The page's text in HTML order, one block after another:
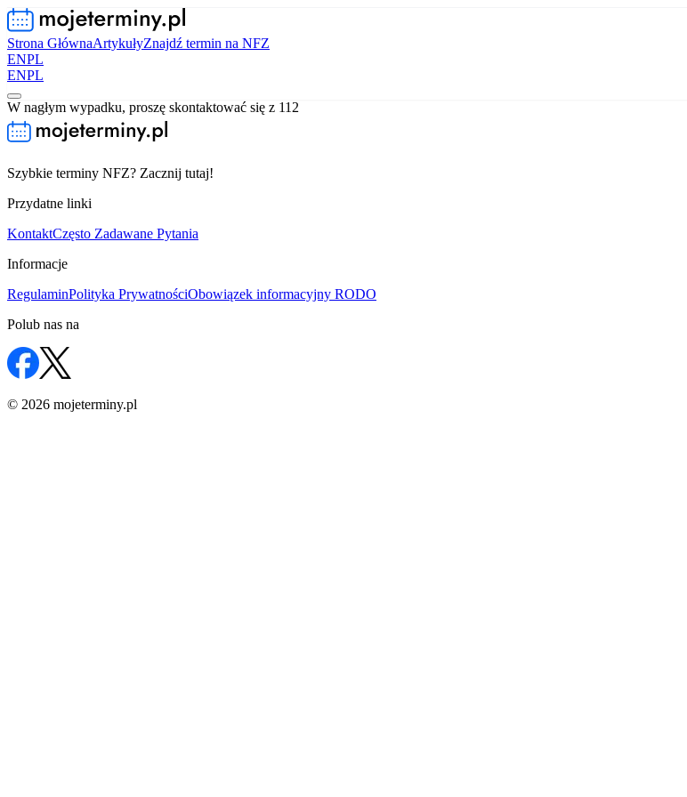
Strona GłównaArtykułyZnajdź termin na NFZ
ENPL
ENPL
W nagłym wypadku, proszę skontaktować się z 112
Szybkie terminy NFZ? Zacznij tutaj!
Przydatne linki
KontaktCzęsto Zadawane Pytania
Informacje
RegulaminPolityka PrywatnościObowiązek informacyjny RODO
Polub nas na
© 2026 mojeterminy.pl